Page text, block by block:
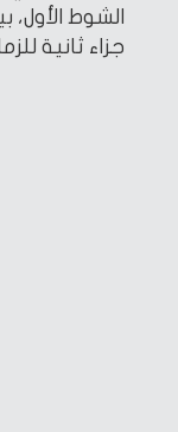
الشوط
جزاء ثانية